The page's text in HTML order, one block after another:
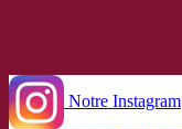
Notre Instagram